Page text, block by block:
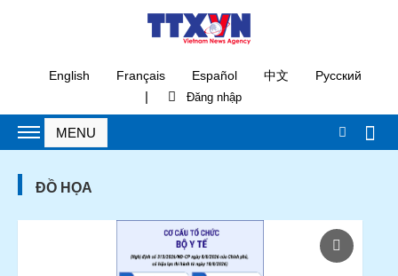
English Français Español 中文 Русский
|
ĐỒ HỌA